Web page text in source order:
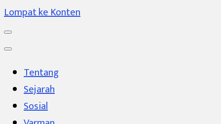
Lompat ke Konten
Tentang
Sejarah
Sosial